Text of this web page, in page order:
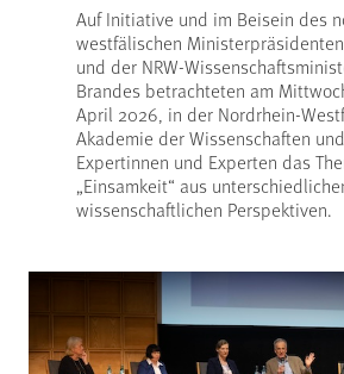
Auf Initiative und im Beisein des
westfälischen
und der NRW-
Brandes betrachteten am
April 2026, in der Nordrhein-
Akademie der Wissenschaften
Expertinnen und Experten das
„Einsamkeit“ aus
wissenschaftlichen Perspektiven.